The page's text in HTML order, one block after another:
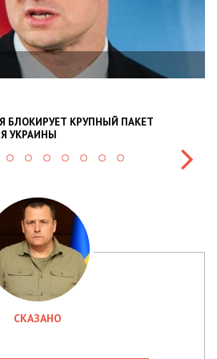
22.01.2024
НАЦПОЛІЦІЯ ЛЯКАЄ ГРОМАДЯН
СИТУАЦІЇ В РАЗІ МОБІЛІЗАЦІЇ
СКАЗАНО